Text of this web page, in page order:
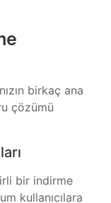
birkaç ana
çözümü
bir indirme
kullanıcılara